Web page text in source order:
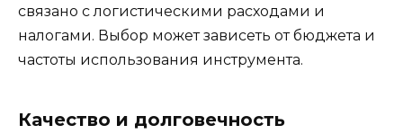
связано с логистическими расходами и
налогами. Выбор может зависеть от бюджета и
частоты использования инструмента.
Качество и долговечность